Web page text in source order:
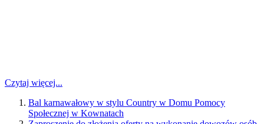
Czytaj więcej...
Bal karnawałowy w stylu Country w Domu Pomocy
Społecznej w Kownatach